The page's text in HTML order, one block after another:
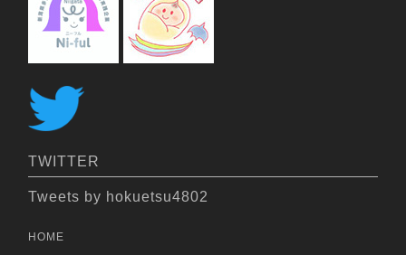
TWITTER
Tweets by hokuetsu4802
HOME